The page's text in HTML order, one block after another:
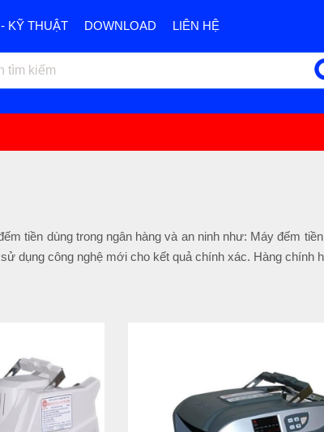
KỸ THUẬT DOWNLOAD LIÊN HỆ
tiền dùng trong ngân hàng và an ninh như: Máy đếm
dụng công nghệ mới cho kết quả chính xác. Hàng chính